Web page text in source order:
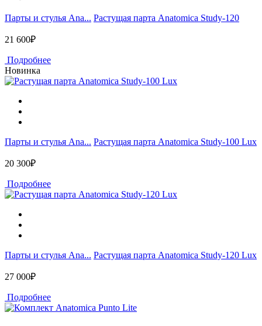
Парты и стулья Ana... Растущая парта Anatomica Study-120
21 600₽
Подробнее
Новинка
Парты и стулья Ana... Растущая парта Anatomica Study-100 Lux
20 300₽
Подробнее
Парты и стулья Ana... Растущая парта Anatomica Study-120 Lux
27 000₽
Подробнее